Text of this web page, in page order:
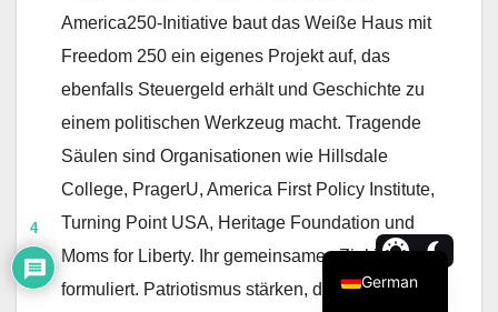
America250-Initiative baut das Weiße Haus mit
Freedom 250 ein eigenes Projekt auf, das
ebenfalls Steuergeld erhält und Geschichte zu
einem politischen Werkzeug macht. Tragende
Säulen sind Organisationen wie Hillsdale
College, PragerU, America First Policy Institute,
Turning Point USA, Heritage Foundation und
Moms for Liberty. Ihr gemeinsames Ziel ist klar
formuliert. Patriotismus stärken, den Blick auf
4
German